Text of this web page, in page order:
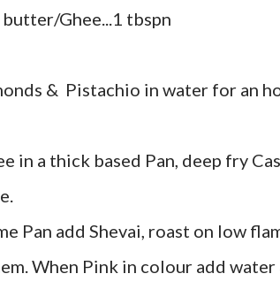
Ghee...1 tbspn
& Pistachio in water for an
in a thick based Pan, deep fry
Pan add Shevai, roast on low
When Pink in colour add